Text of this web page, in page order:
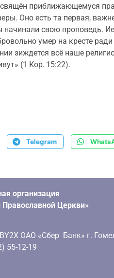
приближающемуся
Оно есть та первая,
начинали свою проповедь.
умер на кресте
зиждется всё наше
(1 Кор. 15:22).
Telegram
организация
Православной Церкви»
ОАО «Сбер Банк» г.
55-12-19